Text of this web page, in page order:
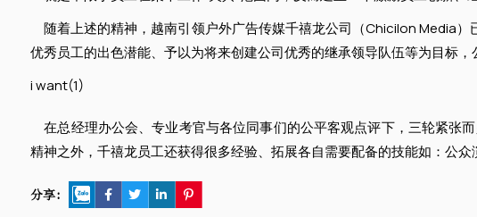
随着上述的精神，越南引领户外广告传媒千禧龙公司（Chicilon Media
优秀员工的出色潜能、予以为将来创建公司优秀的继承领导队伍等为目标，
在总经理办公会、专业考官与各位同事们的公平客观点评下，三轮紧张
精神之外，千禧龙员工还获得很多经验、拓展各自需要配备的技能如：公
分享: